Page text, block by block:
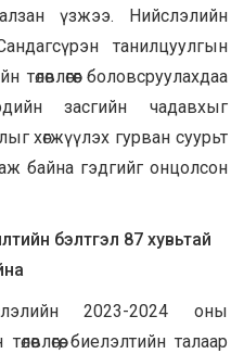
үзжээ. Нийслэлийн
танилцуулгын
боловсруулахдаа
засгийн чадавхыг
хөгжүүлэх гурван суурьт
байна гэдгийг онцолсон
бэлтгэл 87 хувьтай
2023-2024 оны
биелэлтийн талаар